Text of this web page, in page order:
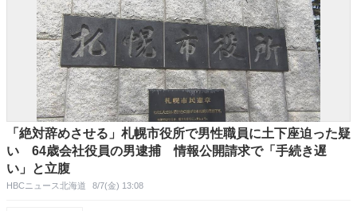
「絶対辞めさせる」札幌市役所で男性職員に土下座迫った疑
い 64歳会社役員の男逮捕 情報公開請求で「手続き遅
い」と立腹
HBCニュース北海道 8/7(金) 13:08